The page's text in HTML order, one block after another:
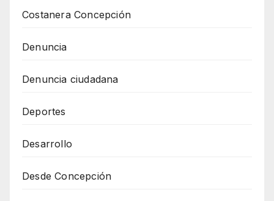
Costanera Concepción
Denuncia
Denuncia ciudadana
Deportes
Desarrollo
Desde Concepción